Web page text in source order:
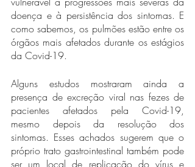
doença e à persistência dos sintomas. E
como sabemos, os pulmões estão entre os
órgãos mais afetados durante os estágios
da Covid-19.
Alguns estudos mostraram ainda a
presença de excreção viral nas fezes de
pacientes afetados pela Covid-19,
mesmo depois da resolução dos
sintomas. Esses achados sugerem que o
próprio trato gastrointestinal também pode
ser um local de replicação do vírus e